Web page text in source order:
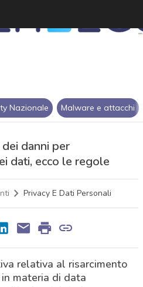
Nazionale Malware e attacchi
danni per
dati, ecco le regole
Privacy E Dati Personali
relativa al risarcimento
materia di data